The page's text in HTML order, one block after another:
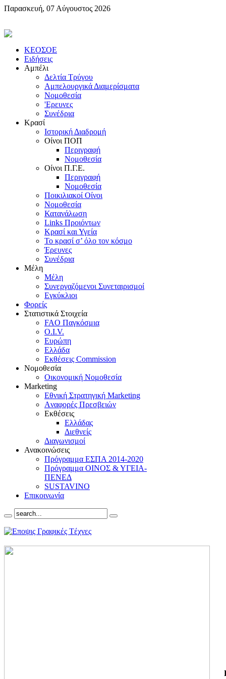
Παρασκευή, 07 Αύγουστος 2026
KEOΣOE
Ειδήσεις
Αμπέλι
Δελτία Τρύγου
Αμπελουργικά Διαμερίσματα
Nομοθεσία
'Eρευνες
Συνέδρια
Κρασί
Iστορική Διαδρομή
Oίνοι ΠOΠ
Περιγραφή
Nομοθεσία
Oίνοι Π.Γ.E.
Περιγραφή
Νομοθεσία
Ποικιλιακοί Oίνοι
Nομοθεσία
Κατανάλωση
Links Προιόντων
Κρασί και Υγεία
To κρασί σ’ όλο τον κόσμο
Έρευνες
Συνέδρια
Μέλη
Mέλη
Συνεργαζόμενοι Συνεταιρισμοί
Εγκύκλιοι
Φορείς
Στατιστικά Στοιχεία
FAO Παγκόσμια
O.I.V.
Ευρώπη
Ελλάδα
Eκθέσεις Commission
Νομοθεσία
Οικονομική Νομοθεσία
Marketing
Eθνική Στρατηγική Marketing
Aναφορές Πρεσβειών
Eκθέσεις
Eλλάδας
Διεθνείς
Διαγωνισμοί
Ανακοινώσεις
Πρόγραμμα ΕΣΠΑ 2014-2020
Πρόγραμμα ΟΙΝΟΣ & ΥΓΕΙΑ-
ΠΕΝΕΔ
SUSTAVINO
Επικοινωνία